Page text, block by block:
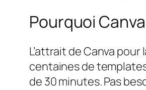
Pourquoi
L’attrait de Canva
centaines de
de 30 minutes. Pas